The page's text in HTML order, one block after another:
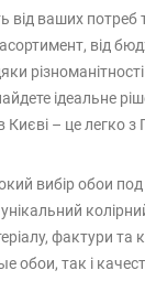
від ваших
від
ідеальне
– це легко з
вибір обои под
фактури та
обои, так і